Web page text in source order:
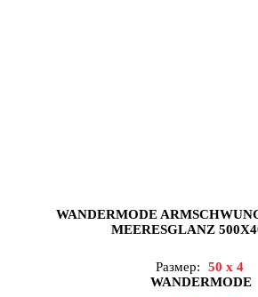
WANDERMODE
MEERESGLANZ
Размер:
50 x 4
WANDERMODE